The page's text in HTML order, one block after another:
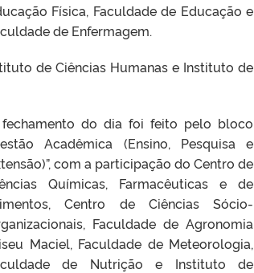
Física, Faculdade de Educação e
de Enfermagem.
de Ciências Humanas e Instituto de
do dia foi feito pelo bloco
Acadêmica (Ensino, Pesquisa e
com a participação do Centro de
Químicas, Farmacêuticas e de
Centro de Ciências Sócio-
Faculdade de Agronomia
Maciel, Faculdade de Meteorologia,
de Nutrição e Instituto de